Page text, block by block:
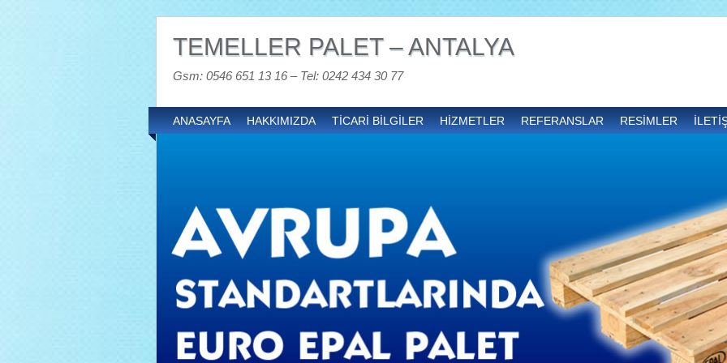
TEMELLER PALET – ANTALYA
Gsm: 0546 651 13 16 – Tel: 0242 434 30 77
ANASAYFA HAKKIMIZDA TİCARİ BİLGİLER HİZMETLER REFERANSLAR RESİMLER